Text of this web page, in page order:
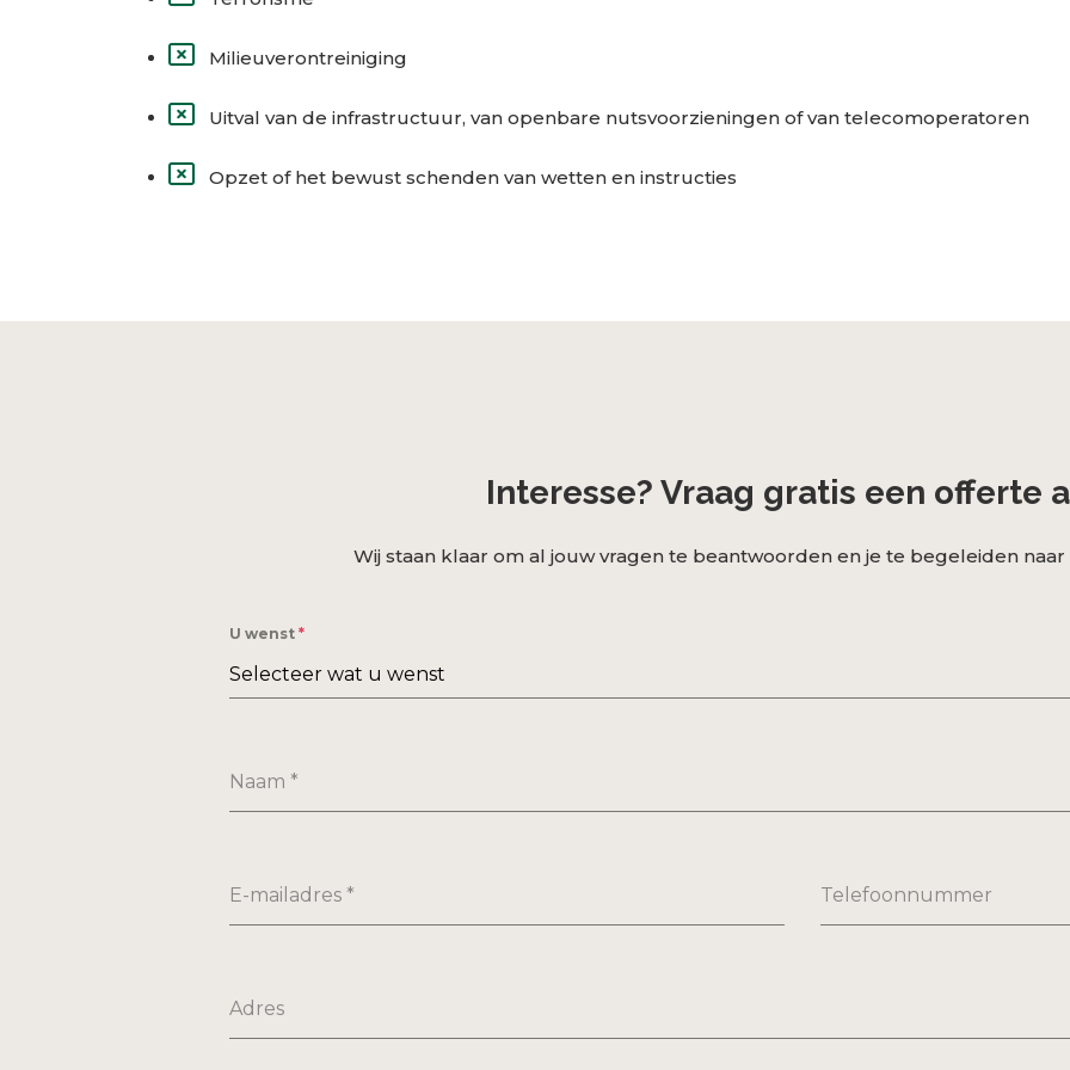
Milieuverontreiniging
Uitval van de infrastructuur, van openbare nutsvoorzieningen of van telecomoperatoren
Opzet of het bewust schenden van wetten en instructies
Interesse? Vraag gratis een offerte
Wij staan klaar om al jouw vragen te beantwoorden en je te begeleiden
U wenst *
Selecteer wat u wenst
Naam *
E-mailadres * Telefoonnummer
Adres